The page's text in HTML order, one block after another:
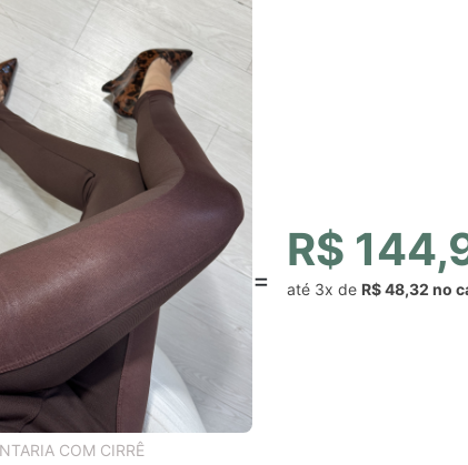
COM CIRRÊ
R$
até 3x de R$ 48,32